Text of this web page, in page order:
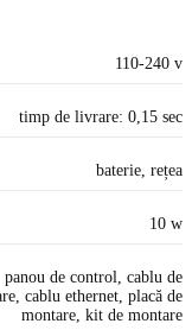
110-240 v
timp de livrare: 0,15 sec
baterie, rețea
10 w
panou de control, cablu de
cablu ethernet, placă de
montare, kit de montare